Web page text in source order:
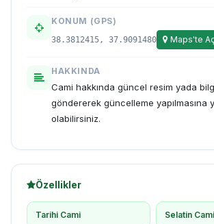
KONUM (GPS)
38.3812415, 37.9091480 Maps'te
HAKKINDA
Cami hakkında güncel resim yada
göndererek güncelleme yapılmasına
olabilirsiniz.
Özellikler
Tarihi Cami Selatin Cami